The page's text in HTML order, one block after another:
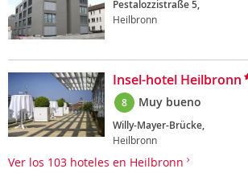
Pestalozzistraße 5,
Heilbronn
Insel-hotel Heilbronn
8 Muy bueno
Willy-Mayer-Brücke,
Heilbronn
Ver los 103 hoteles en Heilbronn